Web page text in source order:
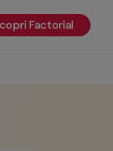
cercare
Factorial